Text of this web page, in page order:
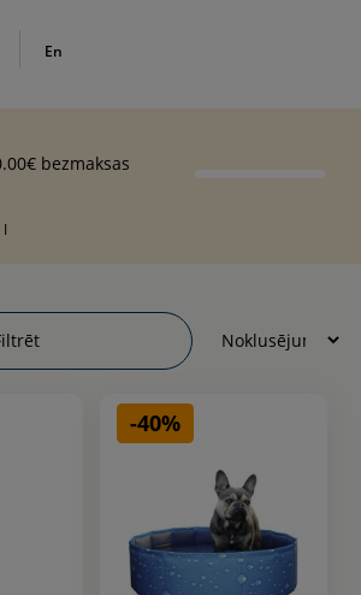
En
bezmaksas
-40%